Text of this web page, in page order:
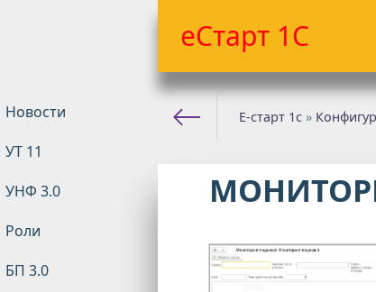
еСтарт 1С
Новости
УТ 11
УНФ 3.0
Роли
БП 3.0
Е-старт 1с »